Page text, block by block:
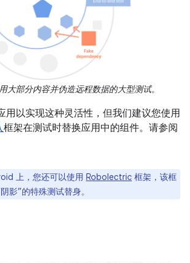
大部分内容并伪造远程数据的大型测试。
用以实现这种灵活性，但我们建议您使用
框架在测试时替换应用中的组件。请参阅
上，您还可以使用 Robolectric 框架，该框
影”的特殊测试替身。